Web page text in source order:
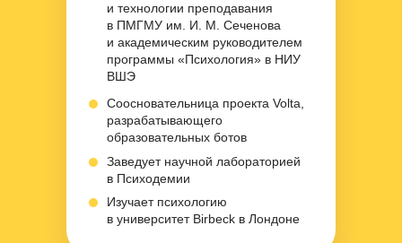
и технологии преподавания
в ПМГМУ им. И. М. Сеченова
и академическим руководителем
программы «Психология» в НИУ
ВШЭ
Соосновательница проекта Volta,
разрабатывающего
образовательных ботов
Заведует научной лабораторией
в Психодемии
Изучает психологию
в университет Birbeck в Лондоне